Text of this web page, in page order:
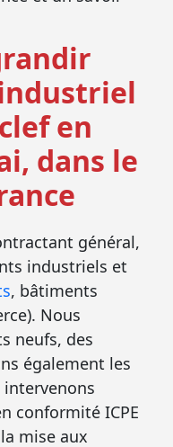
en
dans le
général,
industriels et
, bâtiments
Nous
neufs, des
également les
conformité ICPE
mise aux